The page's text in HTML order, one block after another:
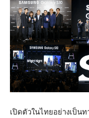
เปิดตัวในไทยอย่างเป็น